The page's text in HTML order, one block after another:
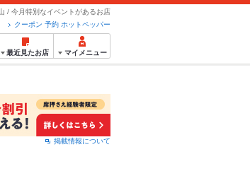
/ 今月特別なイベントがあるお店
クーポン 予約 ホットペッパー
最近見たお店 マイメニュー
掲載情報について